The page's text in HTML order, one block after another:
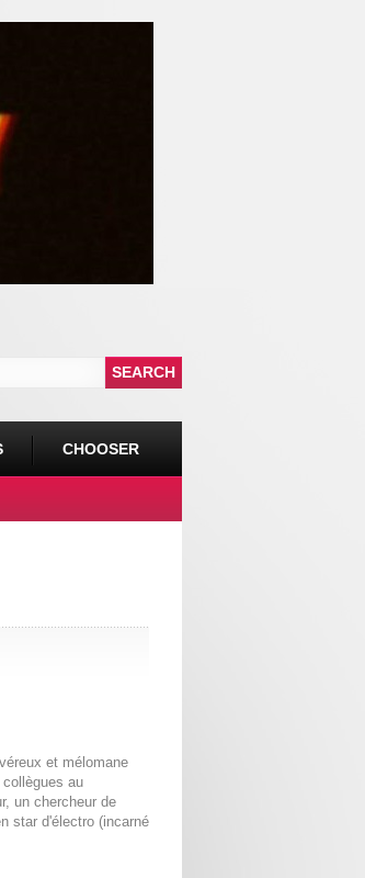
CHOOSER
et mélomane
au
un chercheur de
star d'électro (incarné